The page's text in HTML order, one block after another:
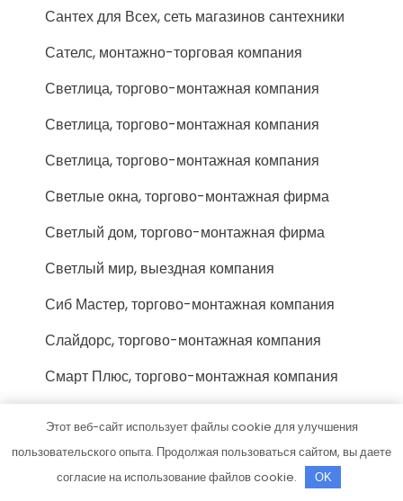
Сантех для Всех, сеть магазинов сантехники
Сателс, монтажно-торговая компания
Светлица, торгово-монтажная компания
Светлица, торгово-монтажная компания
Светлица, торгово-монтажная компания
Светлые окна, торгово-монтажная фирма
Светлый дом, торгово-монтажная фирма
Светлый мир, выездная компания
Сиб Мастер, торгово-монтажная компания
Слайдорс, торгово-монтажная компания
Смарт Плюс, торгово-монтажная компания
Сок-Тольятти люкс, торгово-монтажная
фирма
Этот веб-сайт использует файлы cookie для улучшения
пользовательского опыта. Продолжая пользоваться сайтом, вы даете
согласие на использование файлов cookie.
OK